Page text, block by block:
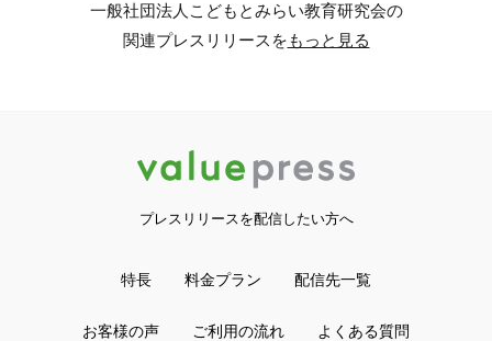
一般社団法人こどもとみらい教育研究会の
関連プレスリリースをもっと見る
プレスリリースを配信したい方へ
特長 料金プラン 配信先一覧
お客様の声 ご利用の流れ よくある質問